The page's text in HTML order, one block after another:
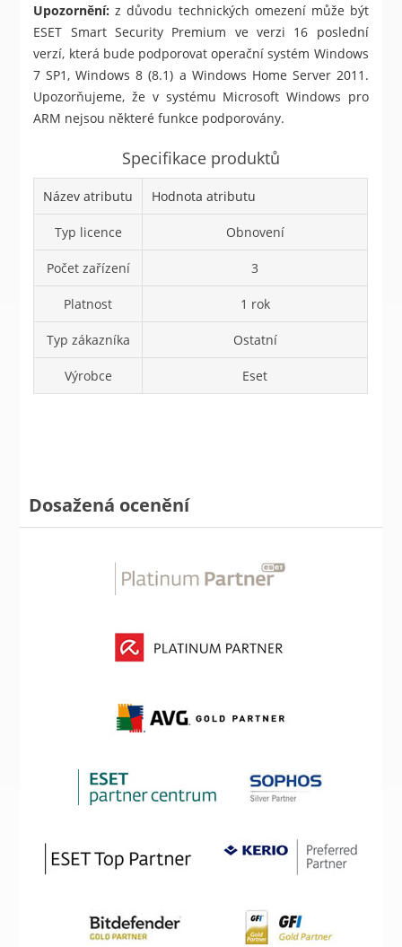
Upozornění: z důvodu technických omezení může být
ESET Smart Security Premium ve verzi 16 poslední
verzí, která bude podporovat operační systém Windows
7 SP1, Windows 8 (8.1) a Windows Home Server 2011.
Upozorňujeme, že v systému Microsoft Windows pro
ARM nejsou některé funkce podporovány.
Specifikace produktů
Název atributu Hodnota atributu
Typ licence Obnovení
Počet zařízení 3
Platnost 1 rok
Typ zákazníka Ostatní
Výrobce Eset
Dosažená ocenění